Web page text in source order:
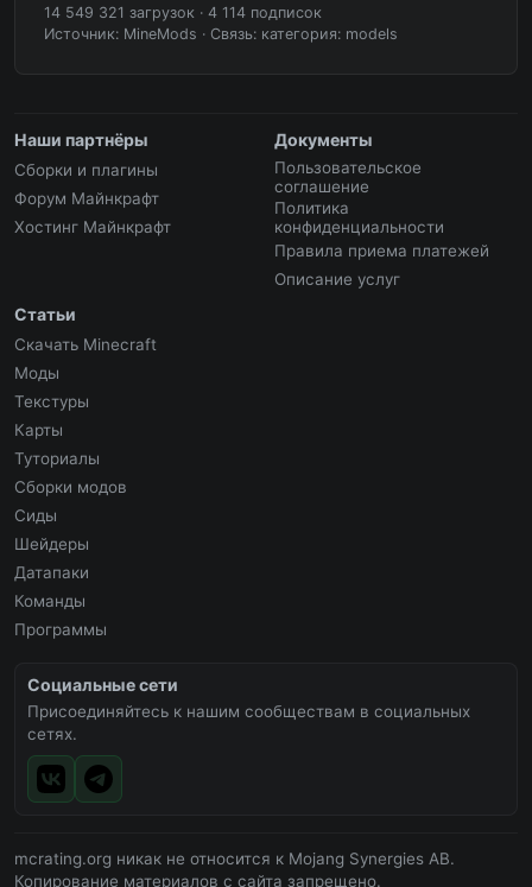
14 549 321 загрузок · 4 114 подписок
Источник: MineMods · Связь: категория: models
Наши партнёры
Сборки и плагины
Форум Майнкрафт
Хостинг Майнкрафт
Документы
Пользовательское
соглашение
Политика
конфиденциальности
Правила приема платежей
Описание услуг
Статьи
Скачать Minecraft
Моды
Текстуры
Карты
Туториалы
Сборки модов
Сиды
Шейдеры
Датапаки
Команды
Программы
Социальные сети
Присоединяйтесь к нашим сообществам в социальных
сетях.
mcrating.org никак не относится к Mojang Synergies AB.
Копирование материалов с сайта запрещено.